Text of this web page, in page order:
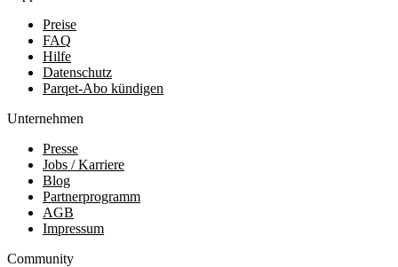
Preise
FAQ
Hilfe
Datenschutz
Parqet-Abo kündigen
Unternehmen
Presse
Jobs / Karriere
Blog
Partnerprogramm
AGB
Impressum
Community